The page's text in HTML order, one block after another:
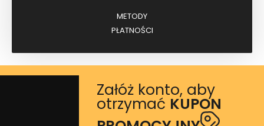
METODY
PŁATNOŚCI
Załóż konto, aby
otrzymać KUPON